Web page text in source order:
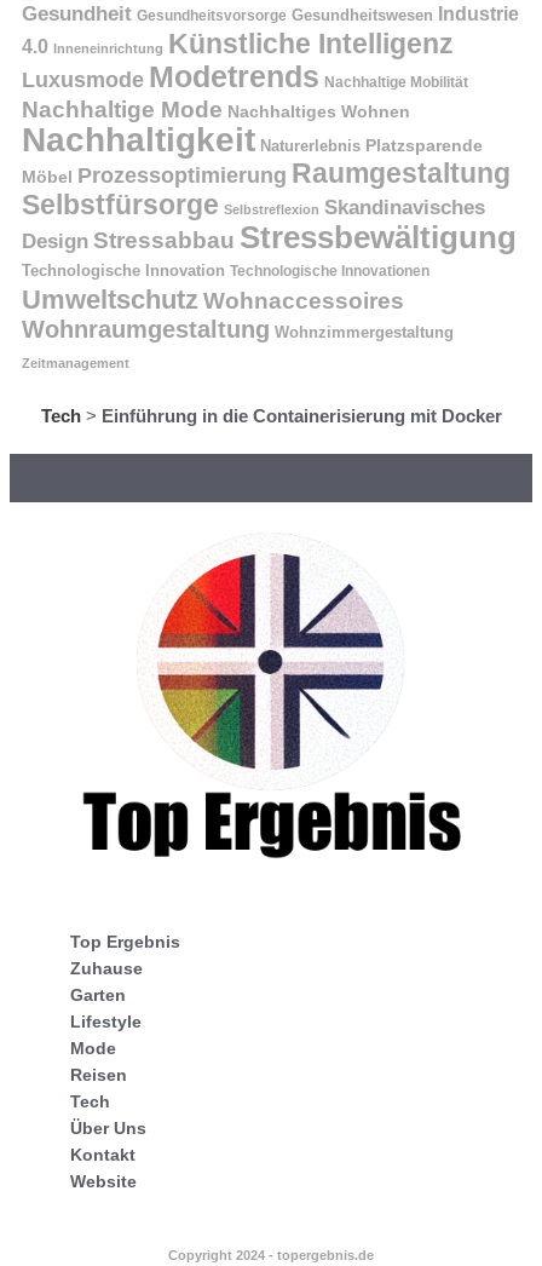
Gesundheit Gesundheitsvorsorge Gesundheitswesen Industrie
4.0 Inneneinrichtung Künstliche Intelligenz
Luxusmode Modetrends Nachhaltige Mobilität
Nachhaltige Mode Nachhaltiges Wohnen
Nachhaltigkeit Naturerlebnis Platzsparende
Möbel
Prozessoptimierung Raumgestaltung
Selbstfürsorge Selbstreflexion Skandinavisches
Design Stressabbau Stressbewältigung
Technologische Innovation Technologische Innovationen
Umweltschutz Wohnaccessoires
Wohnraumgestaltung Wohnzimmergestaltung
Zeitmanagement
Tech> Einführung in die Containerisierung mit Docker
Top Ergebnis
Zuhause
Garten
Lifestyle
Mode
Reisen
Tech
Über Uns
Kontakt
Website
Copyright 2024 - topergebnis.de